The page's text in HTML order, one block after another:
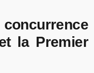
la Premier